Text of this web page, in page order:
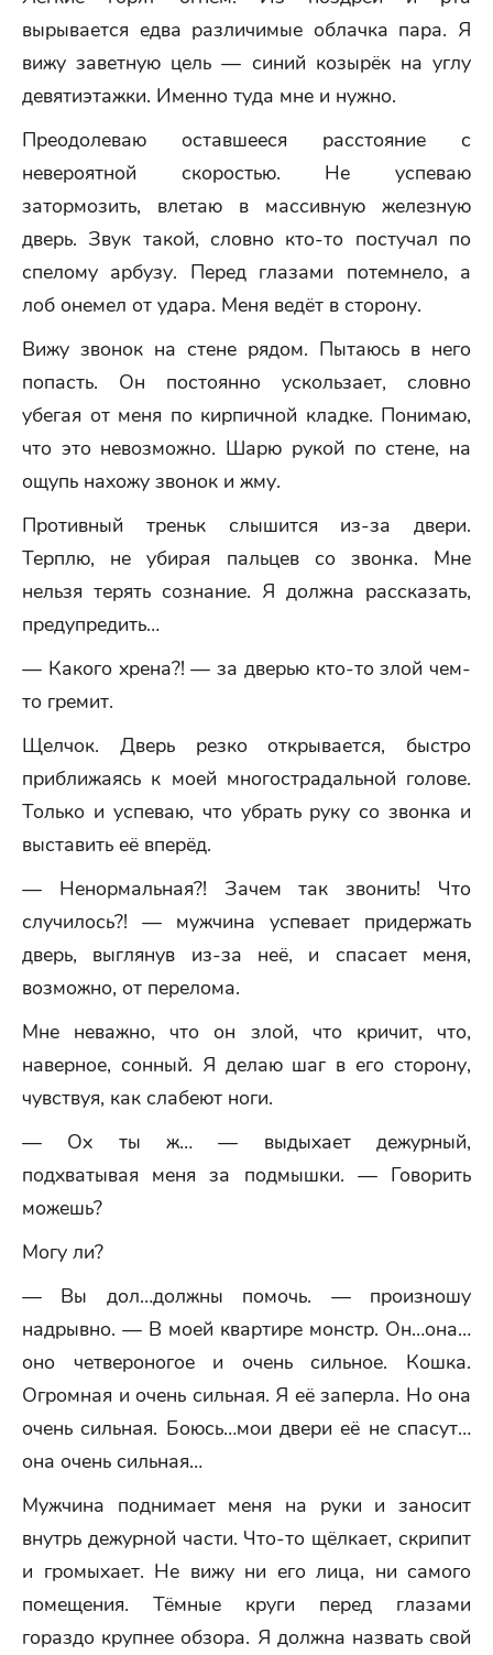
вырывается едва различимые облачка пара. Я
вижу заветную цель — синий козырёк на углу
девятиэтажки. Именно туда мне и нужно.
Преодолеваю оставшееся расстояние с
невероятной скоростью. Не успеваю
затормозить, влетаю в массивную железную
дверь. Звук такой, словно кто-то постучал по
спелому арбузу. Перед глазами потемнело, а
лоб онемел от удара. Меня ведёт в сторону.
Вижу звонок на стене рядом. Пытаюсь в него
попасть. Он постоянно ускользает, словно
убегая от меня по кирпичной кладке. Понимаю,
что это невозможно. Шарю рукой по стене, на
ощупь нахожу звонок и жму.
Противный треньк слышится из-за двери.
Терплю, не убирая пальцев со звонка. Мне
нельзя терять сознание. Я должна рассказать,
предупредить…
— Какого хрена?! — за дверью кто-то злой чем-
то гремит.
Щелчок. Дверь резко открывается, быстро
приближаясь к моей многострадальной голове.
Только и успеваю, что убрать руку со звонка и
выставить её вперёд.
— Ненормальная?! Зачем так звонить! Что
случилось?! — мужчина успевает придержать
дверь, выглянув из-за неё, и спасает меня,
возможно, от перелома.
Мне неважно, что он злой, что кричит, что,
наверное, сонный. Я делаю шаг в его сторону,
чувствуя, как слабеют ноги.
— Ох ты ж… — выдыхает дежурный,
подхватывая меня за подмышки. — Говорить
можешь?
Могу ли?
— Вы дол…должны помочь. — произношу
надрывно. — В моей квартире монстр. Он…она…
оно четвероногое и очень сильное. Кошка.
Огромная и очень сильная. Я её заперла. Но она
очень сильная. Боюсь…мои двери её не спасут…
она очень сильная…
Мужчина поднимает меня на руки и заносит
внутрь дежурной части. Что-то щёлкает, скрипит
и громыхает. Не вижу ни его лица, ни самого
помещения. Тёмные круги перед глазами
гораздо крупнее обзора. Я должна назвать свой